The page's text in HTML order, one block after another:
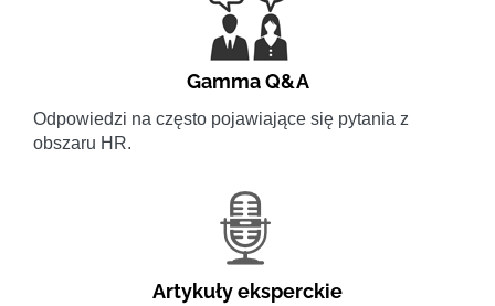
Gamma Q&A
Odpowiedzi na często pojawiające się pytania z
obszaru HR.
Artykuły eksperckie